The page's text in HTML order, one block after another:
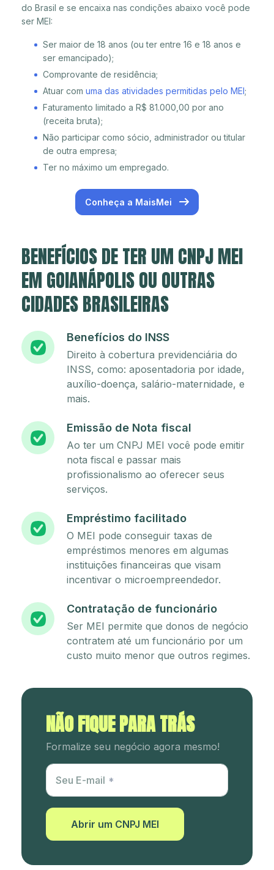
do Brasil e se encaixa nas condições abaixo você pode
ser MEI:
Ser maior de 18 anos (ou ter entre 16 e 18 anos e
ser emancipado);
Comprovante de residência;
Atuar com uma das atividades permitidas pelo MEI;
Faturamento limitado a R$ 81.000,00 por ano
(receita bruta);
Não participar como sócio, administrador ou titular
de outra empresa;
Ter no máximo um empregado.
Conheça a MaisMei
BENEFÍCIOS DE TER UM CNPJ MEI
EM GOIANÁPOLIS OU OUTRAS
CIDADES BRASILEIRAS
Benefícios do INSS
Direito à cobertura previdenciária do
INSS, como: aposentadoria por idade,
auxílio-doença, salário-maternidade, e
mais.
Emissão de Nota fiscal
Ao ter um CNPJ MEI você pode emitir
nota fiscal e passar mais
profissionalismo ao oferecer seus
serviços.
Empréstimo facilitado
O MEI pode conseguir taxas de
empréstimos menores em algumas
instituições financeiras que visam
incentivar o microempreendedor.
Contratação de funcionário
Ser MEI permite que donos de negócio
contratem até um funcionário por um
custo muito menor que outros regimes.
NÃO FIQUE PARA TRÁS
Formalize seu negócio agora mesmo!
Utm Content
Seu E-mail
Abrir um CNPJ MEI